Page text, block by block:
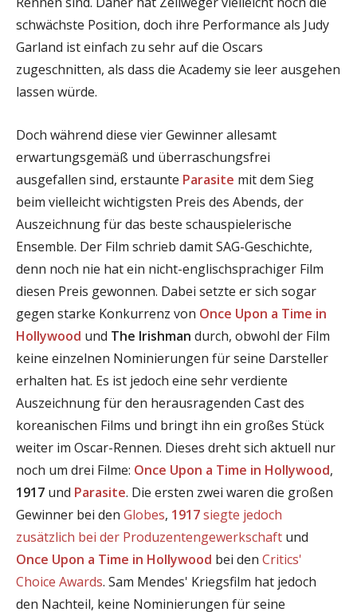
schwächste Position, doch ihre Performance als Judy
Garland ist einfach zu sehr auf die Oscars
zugeschnitten, als dass die Academy sie leer ausgehen
lassen würde.
Doch während diese vier Gewinner allesamt
erwartungsgemäß und überraschungsfrei
ausgefallen sind, erstaunte Parasite mit dem Sieg
beim vielleicht wichtigsten Preis des Abends, der
Auszeichnung für das beste schauspielerische
Ensemble. Der Film schrieb damit SAG-Geschichte,
denn noch nie hat ein nicht-englischsprachiger Film
diesen Preis gewonnen. Dabei setzte er sich sogar
gegen starke Konkurrenz von Once Upon a Time in
Hollywood und The Irishman durch, obwohl der Film
keine einzelnen Nominierungen für seine Darsteller
erhalten hat. Es ist jedoch eine sehr verdiente
Auszeichnung für den herausragenden Cast des
koreanischen Films und bringt ihn ein großes Stück
weiter im Oscar-Rennen. Dieses dreht sich aktuell nur
noch um drei Filme: Once Upon a Time in Hollywood,
1917 und Parasite. Die ersten zwei waren die großen
Gewinner bei den Globes, 1917siegte jedoch
zusätzlich bei der Produzentengewerkschaft und
Once Upon a Time in Hollywood bei den Critics'
Choice Awards. Sam Mendes' Kriegsfilm hat jedoch
den Nachteil, keine Nominierungen für seine